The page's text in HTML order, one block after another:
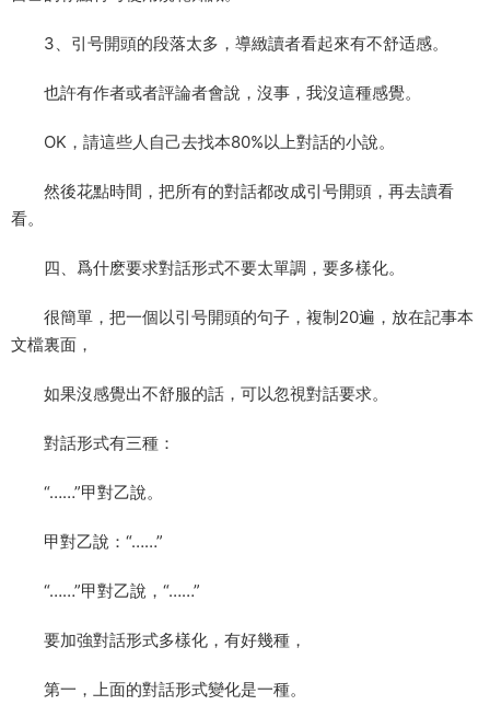
3、引号開頭的段落太多，導緻讀者看起來有不舒适感。
也許有作者或者評論者會說，沒事，我沒這種感覺。
OK，請這些人自己去找本80%以上對話的小說。
然後花點時間，把所有的對話都改成引号開頭，再去讀看
看。
四、爲什麽要求對話形式不要太單調，要多樣化。
很簡單，把一個以引号開頭的句子，複制20遍，放在記事本
文檔裏面，
如果沒感覺出不舒服的話，可以忽視對話要求。
對話形式有三種：
“……”甲對乙說。
甲對乙說：“……”
“……”甲對乙說，“……”
要加強對話形式多樣化，有好幾種，
第一，上面的對話形式變化是一種。